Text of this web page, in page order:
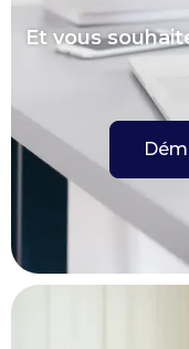
Et vous